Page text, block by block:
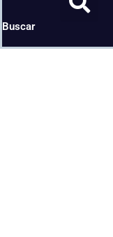
Buscar